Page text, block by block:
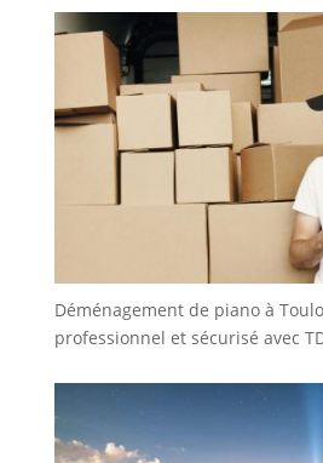
Déménagement de piano à
professionnel et sécurisé avec